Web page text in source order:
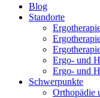
Blog
Standorte
Ergo- und
Ergo- und
Schwerpunkte
Orthopädie